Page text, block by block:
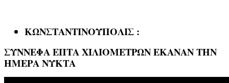
ΚΩΝΣΤΑΝΤΙΝΟΥΠΟΛΙΣ :
ΣΥΝΝΕΦΑ ΕΠΤΑ ΧΙΛΙΟΜΕΤΡΩΝ ΕΚΑΝΑΝ ΤΗΝ
ΗΜΕΡΑ ΝΥΚΤΑ